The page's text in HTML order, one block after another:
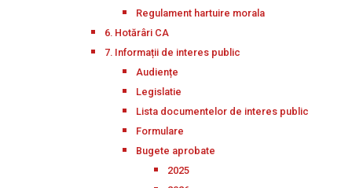
Regulament hartuire morala
6. Hotărâri CA
7. Informații de interes public
Audiențe
Legislatie
Lista documentelor de interes public
Formulare
Bugete aprobate
2025